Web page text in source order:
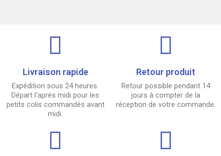
Livraison rapide
Expédition sous 24 heures.
Départ l'après midi pour les
petits colis commandés avant
midi.
Retour produit
Retour possible pendant 14
jours à compter de la
réception de votre commande.